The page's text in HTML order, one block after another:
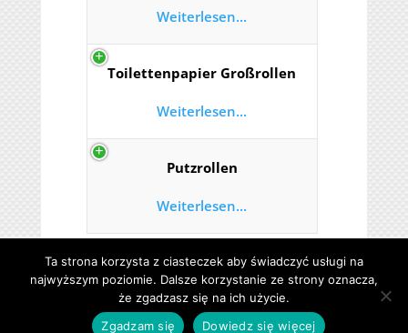
Weiterlesen...
Toilettenpapier Großrollen
Weiterlesen...
Putzrollen
Weiterlesen...
Ta strona korzysta z ciasteczek aby świadczyć usługi na
najwyższym poziomie. Dalsze korzystanie ze strony oznacza,
że zgadzasz się na ich użycie.
Zgadzam się
Dowiedz się więcej